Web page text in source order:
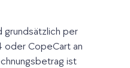
grundsätzlich per
oder CopeCart an
ist